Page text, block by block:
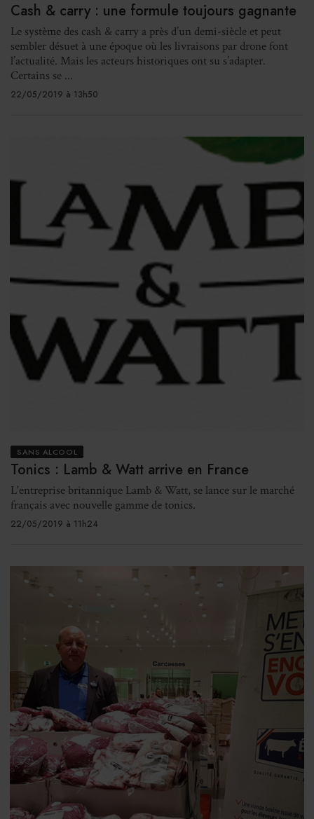
Cash & carry : une formule toujours gagnante
Le système des cash & carry a près d’un demi-siècle et peut
sembler désuet à une époque où les livraisons par drone font
l’actualité. Mais les acteurs historiques ont su s’adapter.
Certains se ...
22/05/2019 à 13h50
SANS ALCOOL
Tonics : Lamb & Watt arrive en France
L'entreprise britannique Lamb & Watt, se lance sur le marché
français avec nouvelle gamme de tonics.
22/05/2019 à 11h24